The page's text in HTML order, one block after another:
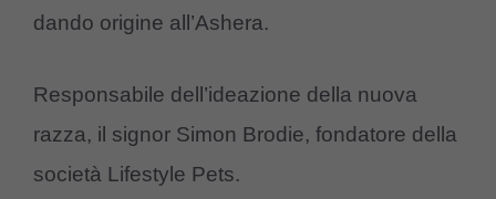
dando origine all’Ashera.
Responsabile dell’ideazione della nuova
razza, il signor Simon Brodie, fondatore della
società Lifestyle Pets.